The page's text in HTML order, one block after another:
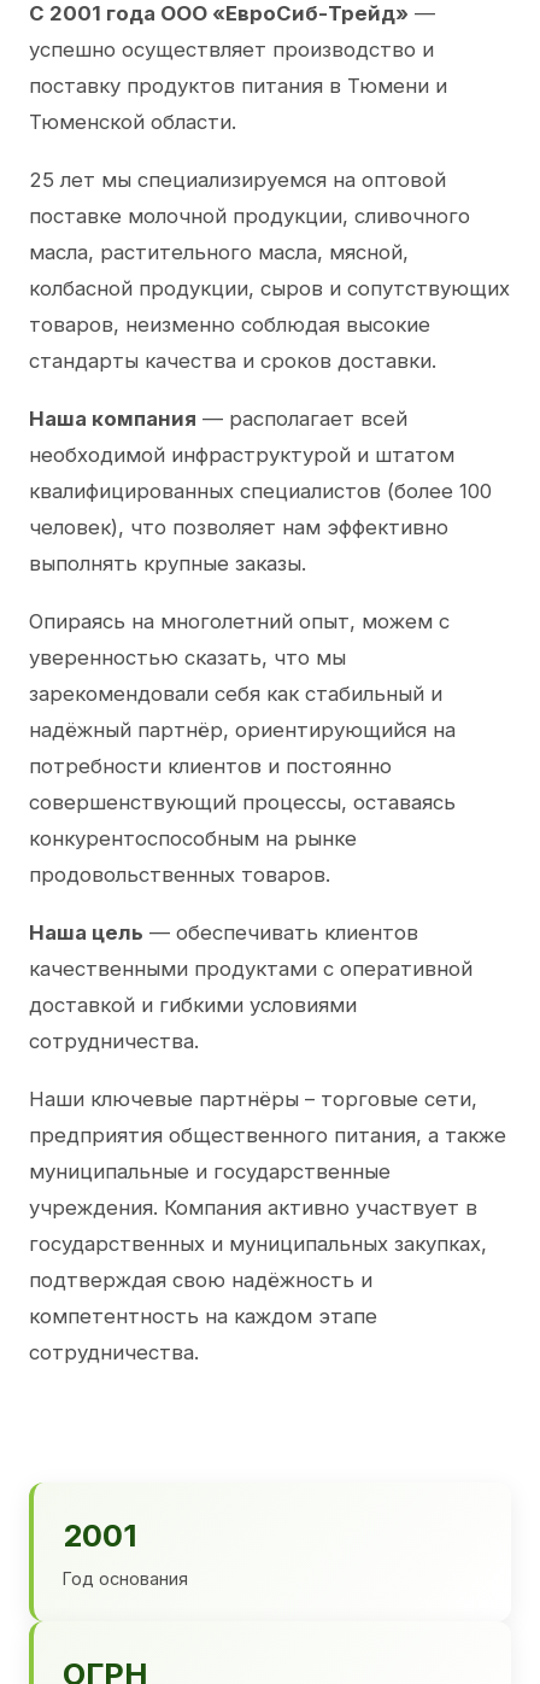
С 2001 года ООО «ЕвроСиб-Трейд» —
успешно осуществляет производство и
поставку продуктов питания в Тюмени и
Тюменской области.
25 лет мы специализируемся на оптовой
поставке молочной продукции, сливочного
масла, растительного масла, мясной,
колбасной продукции, сыров и сопутствующих
товаров, неизменно соблюдая высокие
стандарты качества и сроков доставки.
Наша компания — располагает всей
необходимой инфраструктурой и штатом
квалифицированных специалистов (более 100
человек), что позволяет нам эффективно
выполнять крупные заказы.
Опираясь на многолетний опыт, можем с
уверенностью сказать, что мы
зарекомендовали себя как стабильный и
надёжный партнёр, ориентирующийся на
потребности клиентов и постоянно
совершенствующий процессы, оставаясь
конкурентоспособным на рынке
продовольственных товаров.
Наша цель — обеспечивать клиентов
качественными продуктами с оперативной
доставкой и гибкими условиями
сотрудничества.
Наши ключевые партнёры – торговые сети,
предприятия общественного питания, а также
муниципальные и государственные
учреждения. Компания активно участвует в
государственных и муниципальных закупках,
подтверждая свою надёжность и
компетентность на каждом этапе
сотрудничества.
2001
Год основания
ОГРН